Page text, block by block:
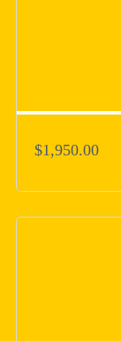
$1,950.00